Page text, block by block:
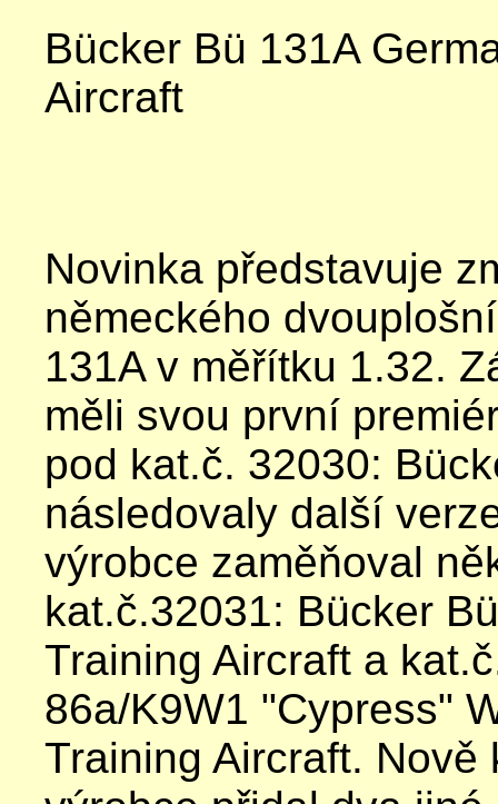
Bücker Bü 131A
Aircraft
Novinka představuje
německého
131A v měřítku 1.32.
měli svou první
pod kat.č. 32030:
následovaly další
výrobce zaměňoval
kat.č.32031: Bücker
Training Aircraft a
86a/K9W1 "Cypress"
Training Aircraft.